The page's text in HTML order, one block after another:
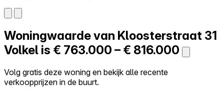
Zelf kopen
Alles-in-één
Reviews
Log in
Woningwaarde van Kloosterstraat 31
Volkel is € 763.000 – € 816.000
Volg gratis deze woning en bekijk alle recente
verkoopprijzen in de buurt.